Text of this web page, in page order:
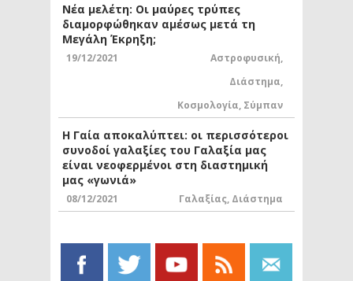
Νέα μελέτη: Οι μαύρες τρύπες
διαμορφώθηκαν αμέσως μετά τη
Μεγάλη Έκρηξη;
19/12/2021 Αστροφυσική,
Διάστημα,
Κοσμολογία, Σύμπαν
Η Γαία αποκαλύπτει: οι περισσότεροι
συνοδοί γαλαξίες του Γαλαξία μας
είναι νεοφερμένοι στη διαστημική
μας «γωνιά»
08/12/2021 Γαλαξίας, Διάστημα